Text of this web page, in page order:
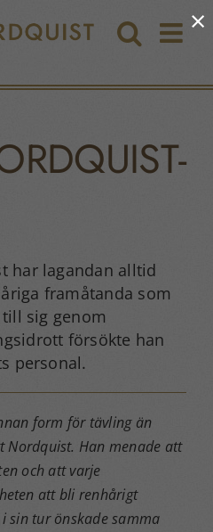
har lagandan alltid
framåtanda som
sig genom
försökte han
personal.
form för tävling än
Nordquist. Han menade att
och att varje
att bli renhårigt
sin tur önskade samma
×